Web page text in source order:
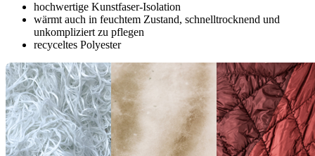
hochwertige Kunstfaser-Isolation
wärmt auch in feuchtem Zustand, schnelltrocknend und
unkompliziert zu pflegen
recyceltes Polyester